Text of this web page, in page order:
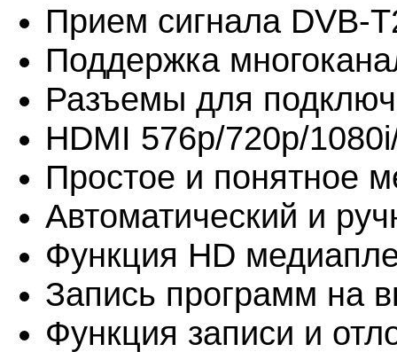
Прием сигнала DVB-
Поддержка
Разъемы для
HDMI 576p/720p/
Простое и понятное
Автоматический и
Функция HD
Запись программ на
Функция записи и